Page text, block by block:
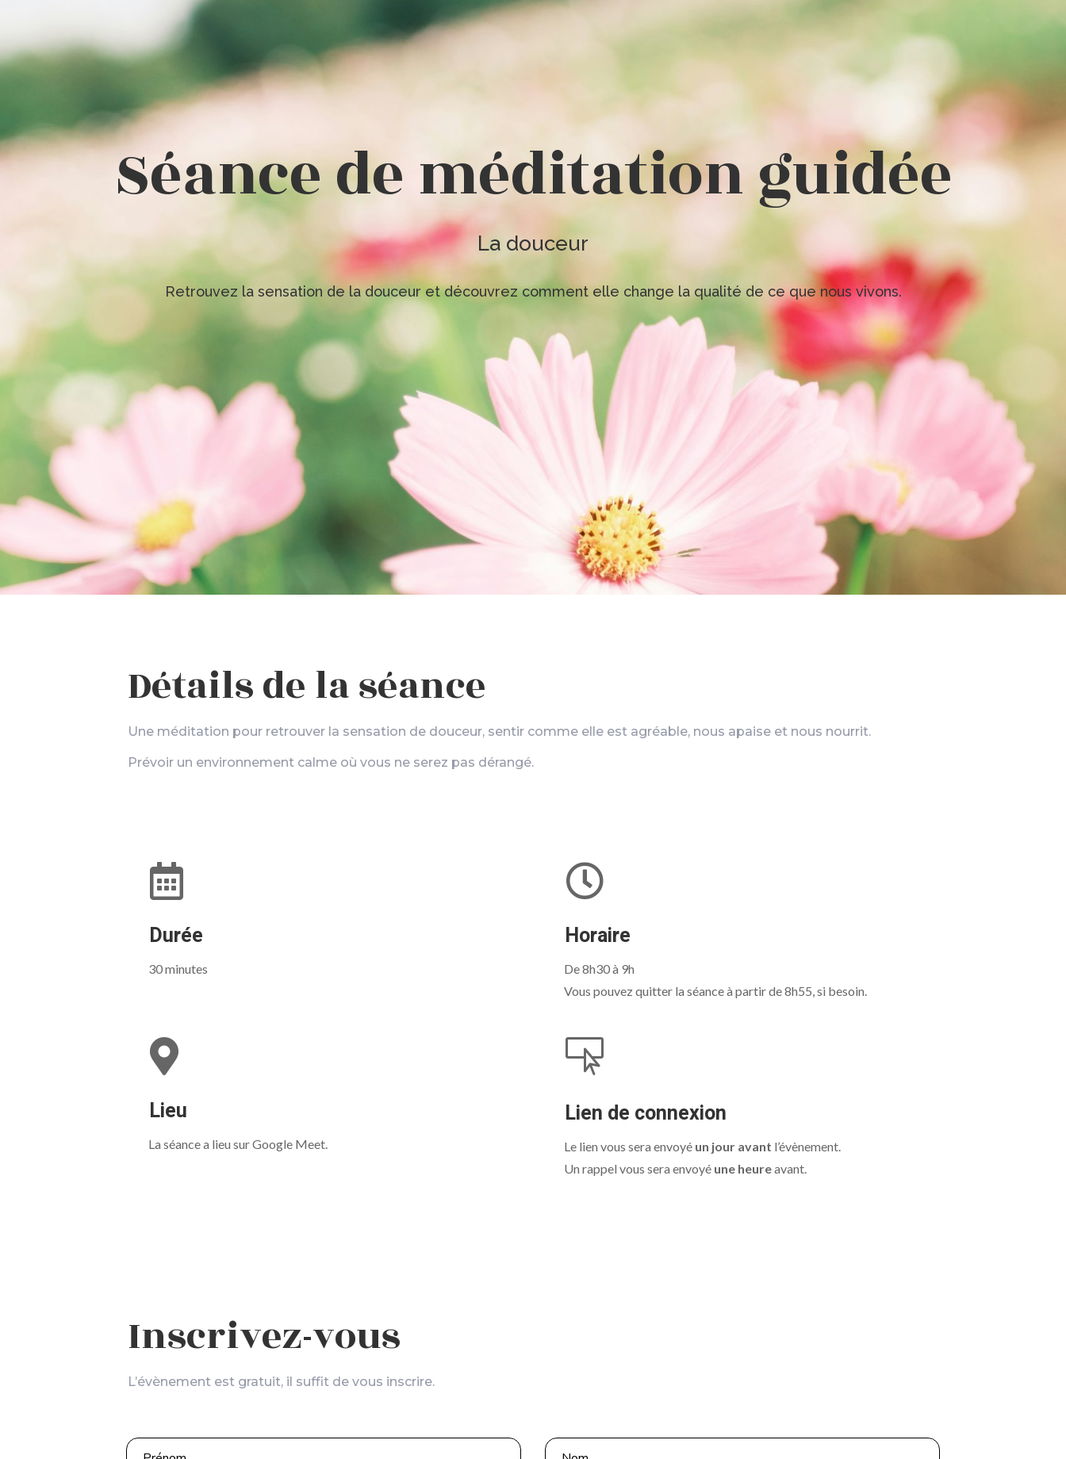
Séance de méditation guidée
La douceur
Retrouvez la sensation de la douceur et découvrez comment elle change la qualité de ce que nous vivons.
Détails de la séance
Une méditation pour retrouver la sensation de douceur, sentir comme elle est agréable, nous apaise et nous nourrit.
Prévoir un environnement calme où vous ne serez pas dérangé.

Durée
30 minutes

Horaire
De 8h30 à 9h
Vous pouvez quitter la séance à partir de 8h55, si besoin.

Lieu
La séance a lieu sur Google Meet.

Lien de connexion
Le lien vous sera envoyé un jour avant l’évènement.
Un rappel vous sera envoyé une heureavant.
Inscrivez-vous
L’évènement est gratuit, il suffit de vous inscrire.